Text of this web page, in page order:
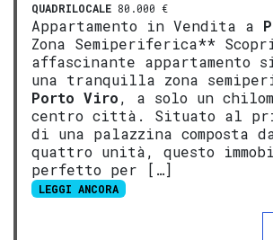
QUADRILOCALE 80.000 €
Appartamento in Vendita a
Zona Semiperiferica**
affascinante appartamento
una tranquilla zona
Porto Viro, a solo un
centro città. Situato al
di una palazzina composta
quattro unità, questo
perfetto per […]
LEGGI ANCORA